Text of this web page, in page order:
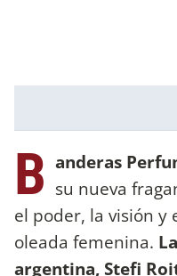
B anderas
su nueva
el poder, la visión y
oleada femenina.
argentina, Stefi